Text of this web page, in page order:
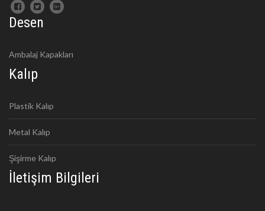
Desen
Ambalaj Kapakları
Kalıp
Plastik Kalıp
Metal Kalıp
Şişirme Kalıp
İletişim Bilgileri